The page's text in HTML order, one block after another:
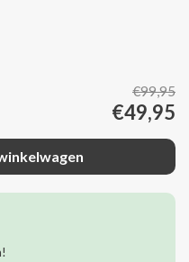
€99,95
€49,95